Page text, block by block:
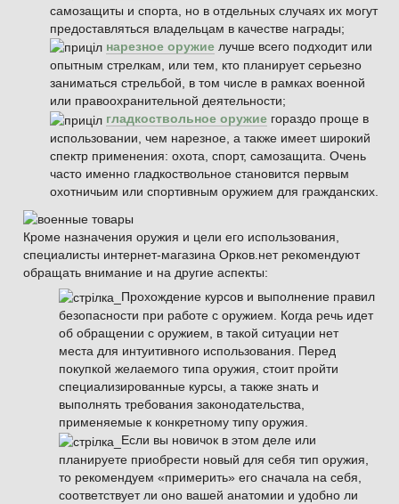
самозащиты и спорта, но в отдельных случаях их могут
предоставляться владельцам в качестве награды;
нарезное оружие лучше всего подходит или
опытным стрелкам, или тем, кто планирует серьезно
заниматься стрельбой, в том числе в рамках военной
или правоохранительной деятельности;
гладкоствольное оружие гораздо проще в
использовании, чем нарезное, а также имеет широкий
спектр применения: охота, спорт, самозащита. Очень
часто именно гладкоствольное становится первым
охотничьим или спортивным оружием для гражданских.
Кроме назначения оружия и цели его использования,
специалисты интернет-магазина Орков.нет рекомендуют
обращать внимание и на другие аспекты:
Прохождение курсов и выполнение правил
безопасности при работе с оружием. Когда речь идет
об обращении с оружием, в такой ситуации нет
места для интуитивного использования. Перед
покупкой желаемого типа оружия, стоит пройти
специализированные курсы, а также знать и
выполнять требования законодательства,
применяемые к конкретному типу оружия.
Если вы новичок в этом деле или
планируете приобрести новый для себя тип оружия,
то рекомендуем «примерить» его сначала на себя,
соответствует ли оно вашей анатомии и удобно ли